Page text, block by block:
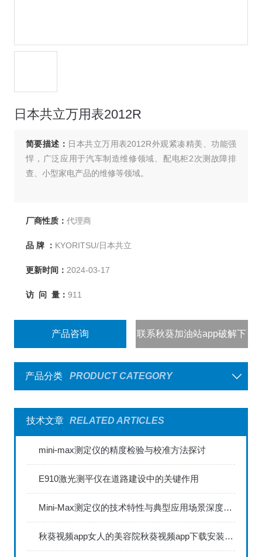
日本共立万用表2012R
简要描述： 日本共立万用表2012R外观紧凑精美、功能强
悍，广泛应用于汽车制造维修领域、配电柜2次测故障排
查、小型家电产品的维修等领域。
厂商性质： 代理商
品 牌 ： KYORITSU/日本共立
更新时间： 2024-03-17
访 问 量： 911
产品咨询 联系秋葵加油站app破解下
载
产品分类
PRODUCT CATEGORY
技术文章 RELATED ARTICLES
mini-max测定仪的精度检验与校准方法探讨
E910激光测平仪在道路建设中的关键作用
Mini-Max测定仪的技术特性与典型应用场景深度解读
秋葵视频app女人的美容院秋葵视频app下载安装735FN1.5正确的校准步骤